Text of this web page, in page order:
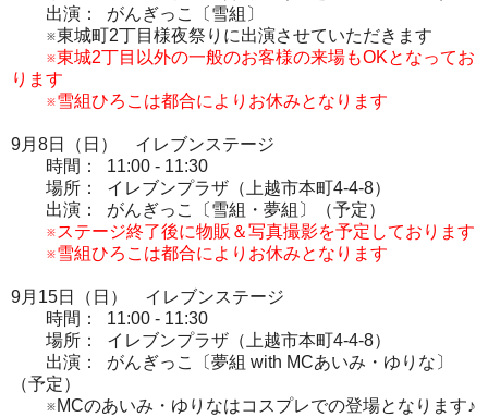
出演： がんぎっこ〔雪組〕
※東城町2丁目様夜祭りに出演させていただきます
※東城2丁目以外の一般のお客様の来場もOKとなってお
ります
※雪組ひろこは都合によりお休みとなります
9月8日（日） イレブンステージ
時間： 11:00 - 11:30
場所： イレブンプラザ（上越市本町4-4-8）
出演： がんぎっこ〔雪組・夢組〕（予定）
※ステージ終了後に物販＆写真撮影を予定しております
※雪組ひろこは都合によりお休みとなります
9月15日（日） イレブンステージ
時間： 11:00 - 11:30
場所： イレブンプラザ（上越市本町4-4-8）
出演： がんぎっこ〔夢組 with MCあいみ・ゆりな〕
（予定）
※MCのあいみ・ゆりなはコスプレでの登場となります♪